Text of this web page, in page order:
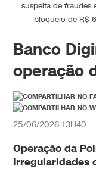
suspeita de fraudes
bloqueio de R$
Banco
operação
25/06/2026 13H40
Operação da
irregularidades